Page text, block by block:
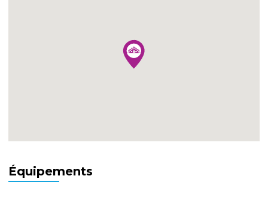
Équipements